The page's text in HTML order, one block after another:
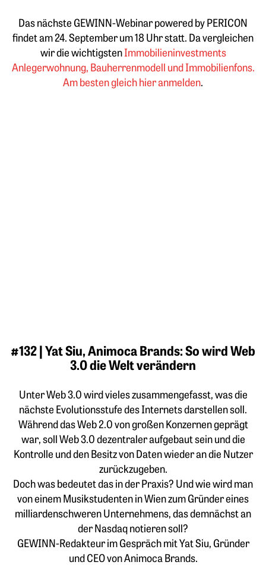
Das nächste GEWINN-Webinar powered by PERICON
findet am 24. September um 18 Uhr statt. Da vergleichen
wir die wichtigstenImmobilieninvestments
Anlegerwohnung, Bauherrenmodell und Immobilienfons.
Am besten gleich hier anmelden.
#132 | Yat Siu, Animoca Brands: So wird Web
3.0 die Welt verändern
Unter Web 3.0 wird vieles zusammengefasst, was die
nächste Evolutionsstufe des Internets darstellen soll.
Während das Web 2.0 von großen Konzernen geprägt
war, soll Web 3.0 dezentraler aufgebaut sein und die
Kontrolle und den Besitz von Daten wieder an die Nutzer
zurückzugeben.
Doch was bedeutet das in der Praxis? Und wie wird man
von einem Musikstudenten in Wien zum Gründer eines
milliardenschweren Unternehmens, das demnächst an
der Nasdaq notieren soll?
GEWINN-Redakteur im Gespräch mit Yat Siu, Gründer
und CEO von Animoca Brands.